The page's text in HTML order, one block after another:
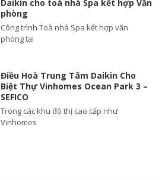
Daikin cho toà nhà Spa kết hợp Văn
phòng
Công trình Toà nhà Spa kết hợp văn
phòng tại
Điều Hoà Trung Tâm Daikin Cho
Biệt Thự Vinhomes Ocean Park 3 –
SEFICO
Trong các khu đô thị cao cấp như
Vinhomes